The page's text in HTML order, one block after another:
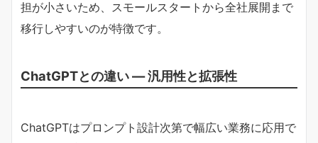
担が小さいため、スモールスタートから全社展開まで
移行しやすいのが特徴です。
ChatGPTとの違い ― 汎用性と拡張性
ChatGPTはプロンプト設計次第で幅広い業務に応用で